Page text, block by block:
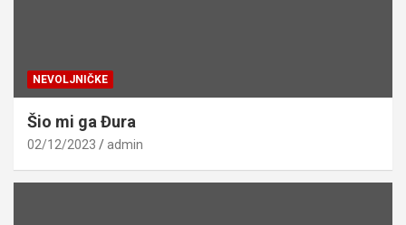
NEVOLJNIČKE
Šio mi ga Đura
02/12/2023 admin